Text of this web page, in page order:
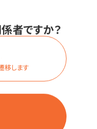
者ですか？
移します
チアナ根エキス、ユ
ンドソケイ花油、プ
、エチルヘキシルト
)コポリマー、トコフ